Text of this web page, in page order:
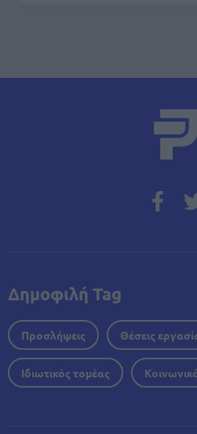
Δημοφιλή Tag
Προσλήψεις Θέσεις
Ιδιωτικός τομέας